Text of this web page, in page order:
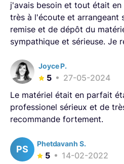
j'avais besoin et tout était
très à l'écoute et arrangeant
remise et de dépôt du
sympathique et sérieuse. Je
Joyce P.
5
27-05-2024
Le matériel était en parfait
professionel sérieux et de
recommande fortement.
PS
Phetdavanh S.
5
14-02-2022